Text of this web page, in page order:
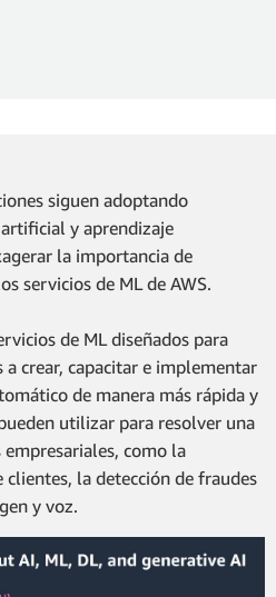
siguen adoptando
y aprendizaje
la importancia de
servicios de ML de AWS.
de ML diseñados para
a crear, capacitar e implementar
de manera más rápida y
utilizar para resolver una
como la
la detección de fraudes
y voz.